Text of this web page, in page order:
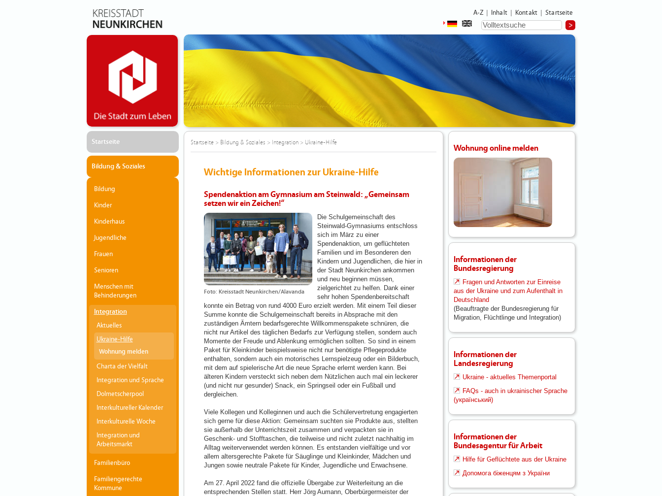
A-Z Inhalt Kontakt Startseite
Startseite
Bildung & Soziales
Bildung
Kinder
Kinderhaus
Jugendliche
Frauen
Senioren
Menschen mit
Behinderungen
Integration
Aktuelles
Ukraine-Hilfe
Wohnung melden
Charta der Vielfalt
Integration und Sprache
Dolmetscherpool
Interkultureller Kalender
Interkulturelle Woche
Integration und
Arbeitsmarkt
Familienbüro
Familiengerechte
Kommune
Startseite> Bildung & Soziales > Integration> Ukraine-Hilfe
Wichtige Informationen zur Ukraine-Hilfe
Spendenaktion am Gymnasium am Steinwald: „Gemeinsam
setzen wir ein Zeichen!“
Foto: Kreisstadt Neunkirchen/Alavanda
Die Schulgemeinschaft des
Steinwald-Gymnasiums entschloss
sich im März zu einer
Spendenaktion, um geflüchteten
Familien und im Besonderen den
Kindern und Jugendlichen, die hier in
der Stadt Neunkirchen ankommen
und neu beginnen müssen,
zielgerichtet zu helfen. Dank einer
sehr hohen Spendenbereitschaft
konnte ein Betrag von rund 4000 Euro erzielt werden. Mit einem Teil dieser
Summe konnte die Schulgemeinschaft bereits in Absprache mit den
zuständigen Ämtern bedarfsgerechte Willkommenspakete schnüren, die
nicht nur Artikel des täglichen Bedarfs zur Verfügung stellen, sondern auch
Momente der Freude und Ablenkung ermöglichen sollten. So sind in einem
Paket für Kleinkinder beispielsweise nicht nur benötigte Pflegeprodukte
enthalten, sondern auch ein motorisches Lernspielzeug oder ein Bilderbuch,
mit dem auf spielerische Art die neue Sprache erlernt werden kann. Bei
älteren Kindern versteckt sich neben dem Nützlichen auch mal ein leckerer
(und nicht nur gesunder) Snack, ein Springseil oder ein Fußball und
dergleichen.
Viele Kollegen und Kolleginnen und auch die Schülervertretung engagierten
sich gerne für diese Aktion: Gemeinsam suchten sie Produkte aus, stellten
sie außerhalb der Unterrichtszeit zusammen und verpackten sie in
Geschenk- und Stofftaschen, die teilweise und nicht zuletzt nachhaltig im
Alltag weiterverwendet werden können. Es entstanden vielfältige und vor
allem altersgerechte Pakete für Säuglinge und Kleinkinder, Mädchen und
Jungen sowie neutrale Pakete für Kinder, Jugendliche und Erwachsene.
Am 27. April 2022 fand die offizielle Übergabe zur Weiterleitung an die
entsprechenden Stellen statt. Herr Jörg Aumann, Oberbürgermeister der
Wohnung online melden
Informationen der
Bundesregierung
Fragen und Antworten zur Einreise
aus der Ukraine und zum Aufenthalt in
Deutschland
(Beauftragte der Bundesregierung für
Migration, Flüchtlinge und Integration)
Informationen der
Landesregierung
Ukraine - aktuelles Themenportal
FAQs - auch in ukrainischer Sprache
(український)
Informationen der
Bundesagentur für Arbeit
Hilfe für Geflüchtete aus der Ukraine
Допомога біженцям з України